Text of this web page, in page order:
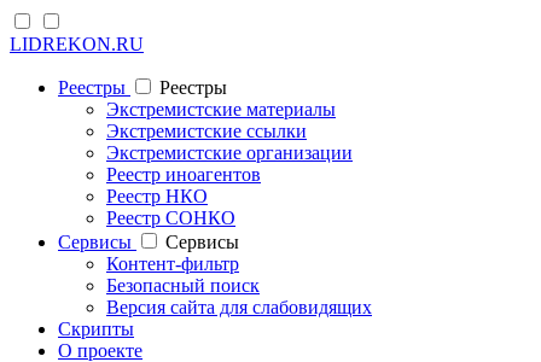
LIDREKON.RU
Реестры
Реестры
Экстремистские материалы
Экстремистские ссылки
Экстремистские организации
Реестр иноагентов
Реестр НКО
Реестр СОНКО
Cервисы
Cервисы
Контент-фильтр
Безопасный поиск
Версия сайта для слабовидящих
Скрипты
О проекте